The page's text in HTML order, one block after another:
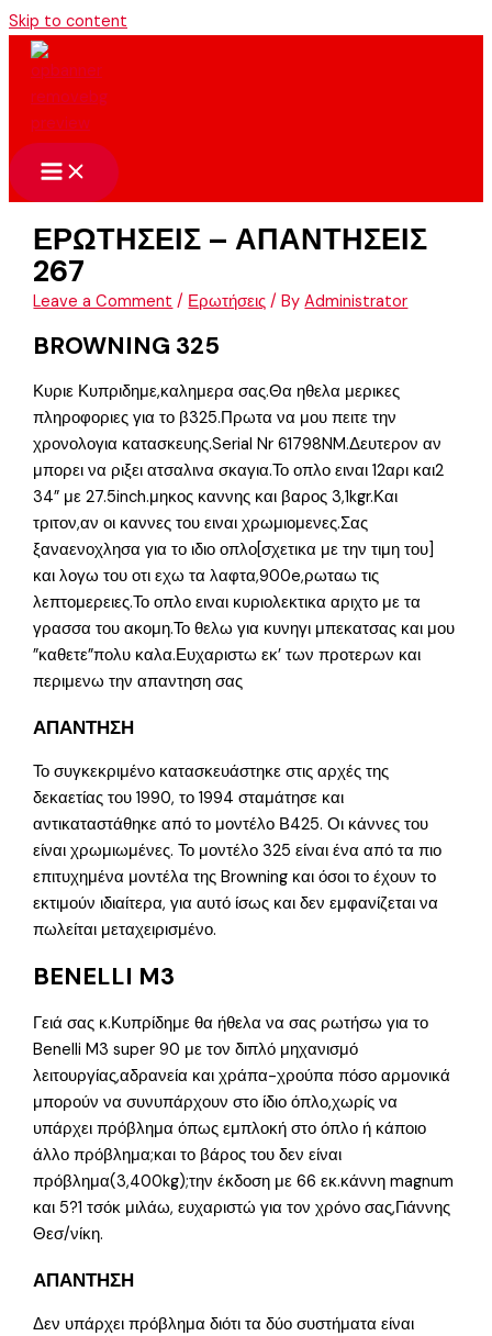
Skip to content
ΕΡΩΤΗΣΕΙΣ – ΑΠΑΝΤΗΣΕΙΣ
267
Leave a Comment / Ερωτήσεις / ByAdministrator
BROWNING 325
Κυριε Κυπριδημε,καλημερα σας.Θα ηθελα μερικες
πληροφοριες για το β325.Πρωτα να μου πειτε την
χρονολογια κατασκευης.Serial Nr 61798NM.Δευτερον αν
μπορει να ριξει ατσαλινα σκαγια.Το οπλο ειναι 12αρι και2
34” με 27.5inch.μηκος καννης και βαρος 3,1kgr.Και
τριτον,αν οι καννες του ειναι χρωμιομενες.Σας
ξαναενοχλησα για το ιδιο οπλο[σχετικα με την τιμη του]
και λογω του οτι εχω τα λαφτα,900e,ρωταω τις
λεπτομερειες.Το οπλο ειναι κυριολεκτικα αριχτο με τα
γρασσα του ακομη.Το θελω για κυνηγι μπεκατσας και μου
”καθετε”πολυ καλα.Ευχαριστω εκ’ των προτερων και
περιμενω την απαντηση σας
ΑΠΑΝΤΗΣΗ
Το συγκεκριμένο κατασκευάστηκε στις αρχές της
δεκαετίας του 1990, το 1994 σταμάτησε και
αντικαταστάθηκε από το μοντέλο Β425. Οι κάννες του
είναι χρωμιωμένες. Το μοντέλο 325 είναι ένα από τα πιο
επιτυχημένα μοντέλα της Browning και όσοι το έχουν το
εκτιμούν ιδιαίτερα, για αυτό ίσως και δεν εμφανίζεται να
πωλείται μεταχειρισμένο.
BENELLI M3
Γειά σας κ.Κυπρίδημε θα ήθελα να σας ρωτήσω για το
Benelli M3 super 90 με τον διπλό μηχανισμό
λειτουργίας,αδρανεία και χράπα-χρούπα πόσο αρμονικά
μπορούν να συνυπάρχουν στο ίδιο όπλο,χωρίς να
υπάρχει πρόβλημα όπως εμπλοκή στο όπλο ή κάποιο
άλλο πρόβλημα;και το βάρος του δεν είναι
πρόβλημα(3,400kg);την έκδοση με 66 εκ.κάννη magnum
και 5?1 τσόκ μιλάω, ευχαριστώ για τον χρόνο σας,Γιάννης
Θεσ/νίκη.
ΑΠΑΝΤΗΣΗ
Δεν υπάρχει πρόβλημα διότι τα δύο συστήματα είναι